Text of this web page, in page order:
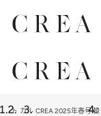
ト カル CREA 2025年春号 韓